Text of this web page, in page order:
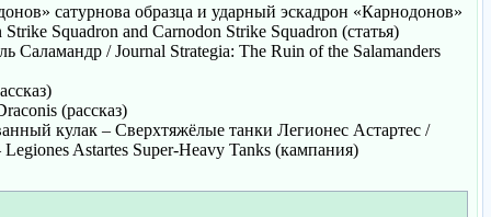
сатурнова образца и ударный эскадрон «Карнодонов»
Squadron and Carnodon Strike Squadron (статья)
Саламандр / Journal Strategia: The Ruin of the Salamanders
(рассказ)
кулак – Сверхтяжёлые танки Легионес Астартес /
Astartes Super-Heavy Tanks (кампания)